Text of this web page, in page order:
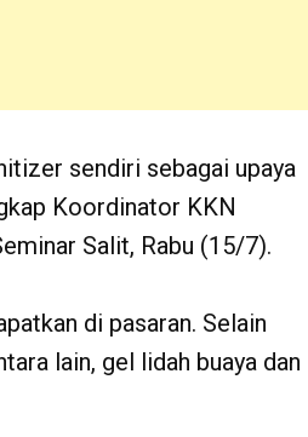
sendiri sebagai upaya
Koordinator KKN
Salit, Rabu (15/7).
di pasaran. Selain
lain, gel lidah buaya dan